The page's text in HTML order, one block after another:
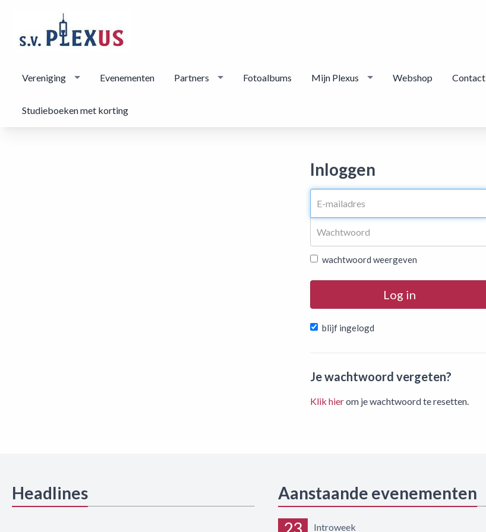
Vereniging Evenementen Partners Fotoalbums Mijn Plexus Webshop Contact
Studieboeken met korting
Inloggen
wachtwoord weergeven
Log in
blijf ingelogd
Je wachtwoord vergeten?
Klik hierom je wachtwoord te resetten.
Headlines
Aanstaande evenementen
Introweek